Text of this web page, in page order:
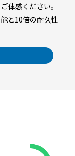
体感ください。
と10倍の耐久性